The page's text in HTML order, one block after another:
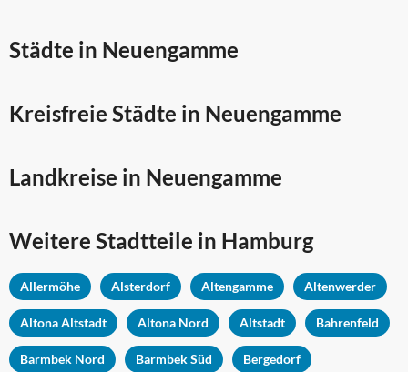
Städte in Neuengamme
Kreisfreie Städte in Neuengamme
Landkreise in Neuengamme
Weitere Stadtteile in Hamburg
Allermöhe Alsterdorf Altengamme Altenwerder
Altona Altstadt Altona Nord Altstadt Bahrenfeld
Barmbek Nord Barmbek Süd Bergedorf